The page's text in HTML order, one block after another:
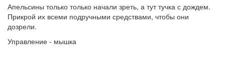
Апельсины только только начали зреть, а тут тучка с дождем.
Прикрой их всеми подручными средствами, чтобы они
дозрели.
Управление - мышка